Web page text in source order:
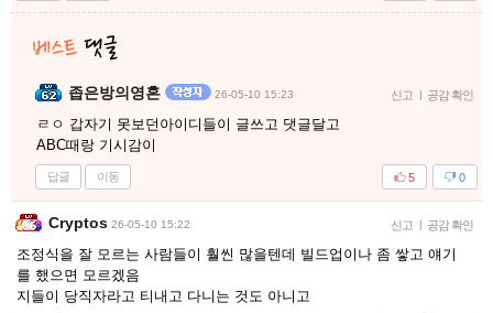
좁은방의영혼 26-05-10 15:23 신고 | 공감 확인
ㄹㅇ 갑자기 못보던아이디들이 글쓰고 댓글달고
ABC때랑 기시감이
답글 이동 0
5
Cryptos 26-05-10 15:22 신고 | 공감 확인
조정식을 잘 모르는 사람들이 훨씬 많을텐데 빌드업이나 좀 쌓고 얘기
를 했으면 모르겠음
지들이 당직자라고 티내고 다니는 것도 아니고